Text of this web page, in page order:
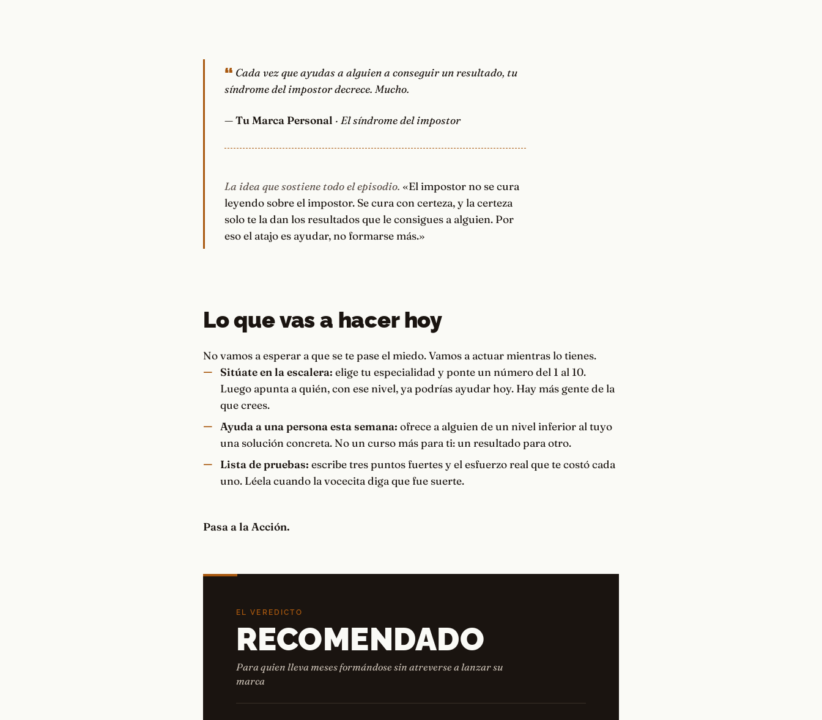
Cada vez que ayudas a alguien a conseguir un resultado, tu
síndrome del impostor decrece. Mucho.
—Tu Marca Personal · El síndrome del impostor
La idea que sostiene todo el episodio. «El impostor no se cura
leyendo sobre el impostor. Se cura con certeza, y la certeza
solo te la dan los resultados que le consigues a alguien. Por
eso el atajo es ayudar, no formarse más.»
Lo que vas a hacer hoy
No vamos a esperar a que se te pase el miedo. Vamos a actuar mientras lo tienes.
Sitúate en la escalera: elige tu especialidad y ponte un número del 1 al 10.
Luego apunta a quién, con ese nivel, ya podrías ayudar hoy. Hay más gente de la
que crees.
Ayuda a una persona esta semana: ofrece a alguien de un nivel inferior al tuyo
una solución concreta. No un curso más para ti: un resultado para otro.
Lista de pruebas: escribe tres puntos fuertes y el esfuerzo real que te costó cada
uno. Léela cuando la vocecita diga que fue suerte.
Pasa a la Acción.
EL VEREDICTO
RECOMENDADO
Para quien lleva meses formándose sin atreverse a lanzar su
marca